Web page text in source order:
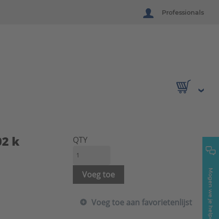
Professionals
Mogen we je helpen?
k QTY
Voeg toe
Voeg toe aan favorietenlijst